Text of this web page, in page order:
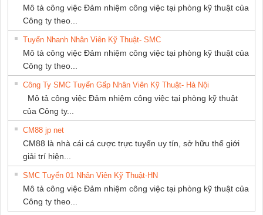
Mô tả công việc Đảm nhiệm công việc tại phòng kỹ thuật của
Công ty theo...
Tuyển Nhanh Nhân Viên Kỹ Thuật- SMC
Mô tả công việc Đảm nhiệm công việc tại phòng kỹ thuật của
Công ty theo...
Công Ty SMC Tuyển Gấp Nhân Viên Kỹ Thuật- Hà Nội
Mô tả công việc Đảm nhiệm công việc tại phòng kỹ thuật
của Công ty...
CM88 jp net
CM88 là nhà cái cá cược trực tuyến uy tín, sở hữu thế giới
giải trí hiện...
SMC Tuyển 01 Nhân Viên Kỹ Thuật-HN
Mô tả công việc Đảm nhiệm công việc tại phòng kỹ thuật của
Công ty theo...